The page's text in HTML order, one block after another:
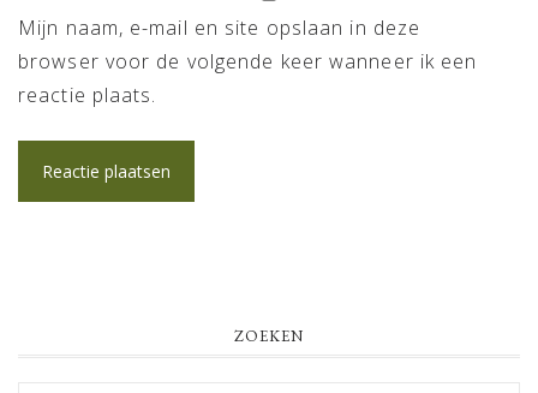
Mijn naam, e-mail en site opslaan in deze
browser voor de volgende keer wanneer ik een
reactie plaats.
ZOEKEN